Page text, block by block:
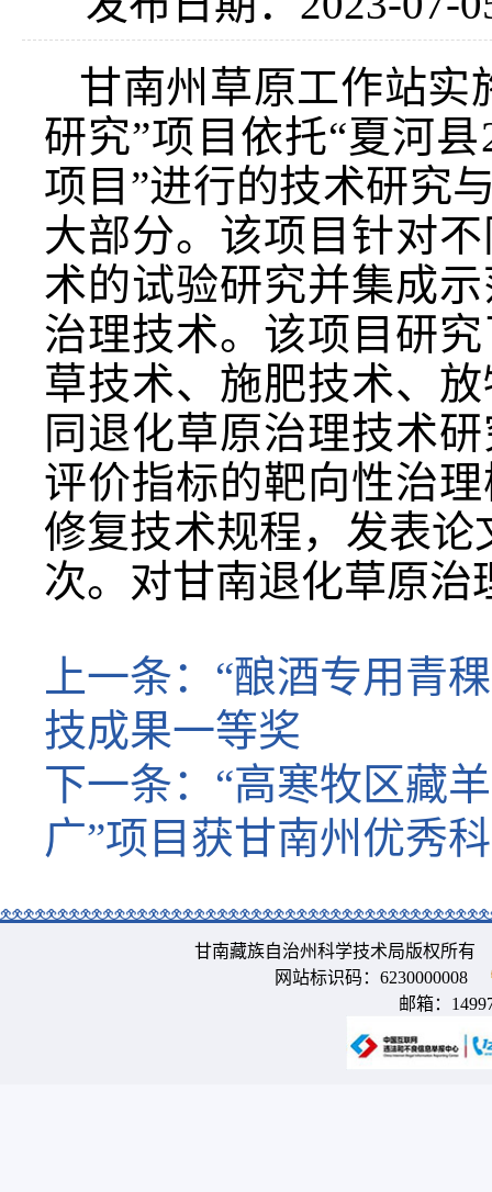
甘南州草原工作站实
研究”项目依托“夏河
项目”进行的技术研究
大部分。该项目针对
术的试验研究并集成
治理技术。该项目研
草技术、施肥技术、
同退化草原治理技术
评价指标的靶向性治
修复技术规程，发表论
次。对甘南退化草原治
上一条： “酿酒专用青
技成果一等奖
下一条： “高寒牧区藏
广”项目获甘南州优秀
甘南藏族自治州科学技术局版权所
网站标识码：6230000008
邮箱：